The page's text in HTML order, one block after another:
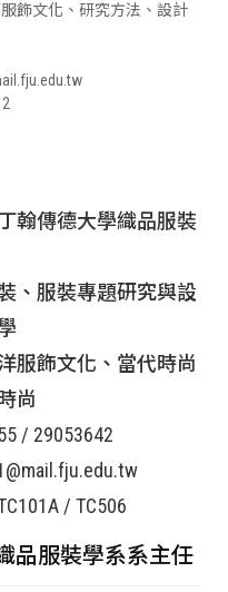
飾文化、研究方法、設計
翰傳德大學織品服裝
、服裝專題研究與設
服飾文化、當代時尚
尚
/ 29053642
/ TC506
品服裝學系系主任